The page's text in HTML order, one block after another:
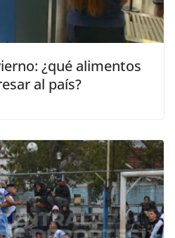
¿qué alimentos
al país?